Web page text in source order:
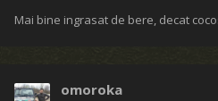
Mai bine ingrasat de bere, decat
omoroka